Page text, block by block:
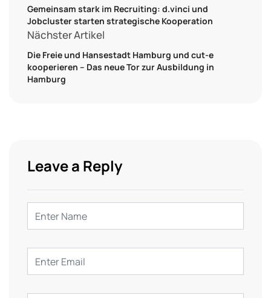
Gemeinsam stark im Recruiting: d.vinci und
Jobcluster starten strategische Kooperation
Nächster Artikel
Die Freie und Hansestadt Hamburg und cut-e
kooperieren – Das neue Tor zur Ausbildung in
Hamburg
Leave a Reply